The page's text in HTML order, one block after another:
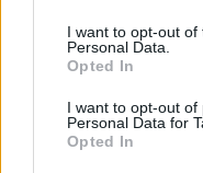
consent section.
I want to opt-out of
Personal Data.
Opted In
I want to opt-out of
Personal Data for
Opted In
Népszerű